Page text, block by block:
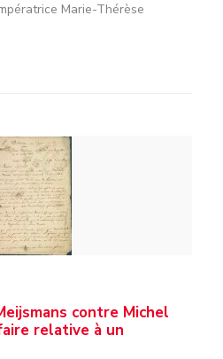
Marie-Thérèse
contre Michel
relative à un